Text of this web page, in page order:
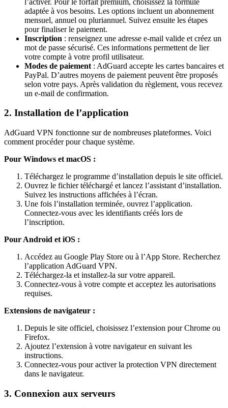
adaptée à vos besoins. Les options incluent un abonnement
mensuel, annuel ou pluriannuel. Suivez ensuite les étapes
pour finaliser le paiement.
Inscription : renseignez une adresse e-mail valide et créez un
mot de passe sécurisé. Ces informations permettent de lier
votre compte à votre profil utilisateur.
Modes de paiement : AdGuard accepte les cartes bancaires et
PayPal. D’autres moyens de paiement peuvent être proposés
selon votre pays. Après validation du règlement, vous recevez
un e-mail de confirmation.
2. Installation de l’application
AdGuard VPN fonctionne sur de nombreuses plateformes. Voici
comment procéder pour chaque système.
Pour Windows et macOS :
Téléchargez le programme d’installation depuis le site officiel.
Ouvrez le fichier téléchargé et lancez l’assistant d’installation.
Suivez les instructions affichées à l’écran.
Une fois l’installation terminée, ouvrez l’application.
Connectez-vous avec les identifiants créés lors de
l’inscription.
Pour Android et iOS :
Accédez au Google Play Store ou à l’App Store. Recherchez
l’application AdGuard VPN.
Téléchargez-la et installez-la sur votre appareil.
Connectez-vous à votre compte et acceptez les autorisations
requises.
Extensions de navigateur :
Depuis le site officiel, choisissez l’extension pour Chrome ou
Firefox.
Ajoutez l’extension à votre navigateur en suivant les
instructions.
Connectez-vous pour activer la protection VPN directement
dans le navigateur.
3. Connexion aux serveurs